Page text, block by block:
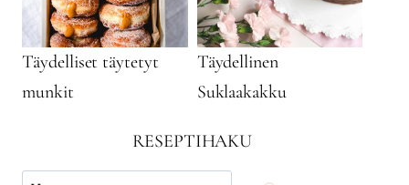
Täydelliset täytetyt
munkit
Täydellinen
Suklaakakku
RESEPTIHAKU
Käytä